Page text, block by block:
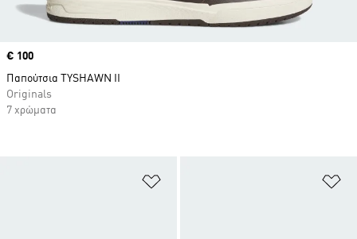
Προσθήκη στη Λίστα Επιθυμιών
Price
€ 100
Παπούτσια TYSHAWN II
Originals
7 χρώματα